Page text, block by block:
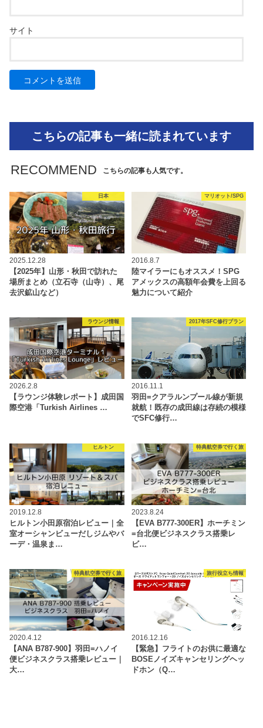
サイト
こちらの記事も一緒に読まれています
RECOMMEND こちらの記事も人気です。
日本
2025.12.28
【2025年】山形・秋田で訪れた
場所まとめ（立石寺（山寺）、尾
去沢鉱山など）
マリオット/SPG
2016.8.7
陸マイラーにもオススメ！SPG
アメックスの高額年会費を上回る
魅力について紹介
ラウンジ情報
2026.2.8
【ラウンジ体験レポート】成田国
際空港「Turkish Airlines …
2017年SFC修行プラン
2016.11.1
羽田=クアラルンプール線が新規
就航！既存の成田線は存続の模様
でSFC修行…
ヒルトン
2019.12.8
ヒルトン小田原宿泊レビュー｜全
室オーシャンビューだしジムやバ
ーデ・温泉ま…
特典航空券で行く旅
2023.8.24
【EVA B777-300ER】ホーチミン
=台北便ビジネスクラス搭乗レ
ビ…
特典航空券で行く旅
2020.4.12
【ANA B787-900】羽田=ハノイ
便ビジネスクラス搭乗レビュー｜
大…
旅行役立ち情報
2016.12.16
【緊急】フライトのお供に最適な
BOSEノイズキャンセリングヘッ
ドホン（Q…